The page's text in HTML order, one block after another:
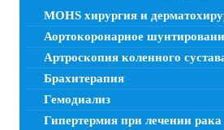
MOHS хирургия и
Аортокоронарное
Артроскопия коленного
Брахитерапия
Гемодиализ
Гипертермия при лечении